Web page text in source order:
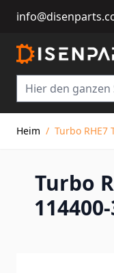
Heim / Turbo RHE7
Turbo